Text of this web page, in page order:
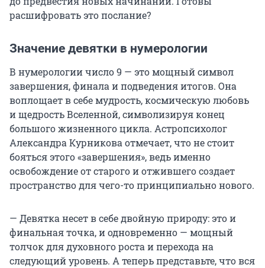
расшифровать это послание?
Значение девятки в нумерологии
В нумерологии число 9 — это мощный символ
завершения, финала и подведения итогов. Она
воплощает в себе мудрость, космическую любовь
и щедрость Вселенной, символизируя конец
большого жизненного цикла. Астропсихолог
Александра Курникова отмечает, что не стоит
бояться этого «завершения», ведь именно
освобождение от старого и отжившего создает
пространство для чего-то принципиально нового.
— Девятка несет в себе двойную природу: это и
финальная точка, и одновременно — мощный
толчок для духовного роста и перехода на
следующий уровень. А теперь представьте, что вся